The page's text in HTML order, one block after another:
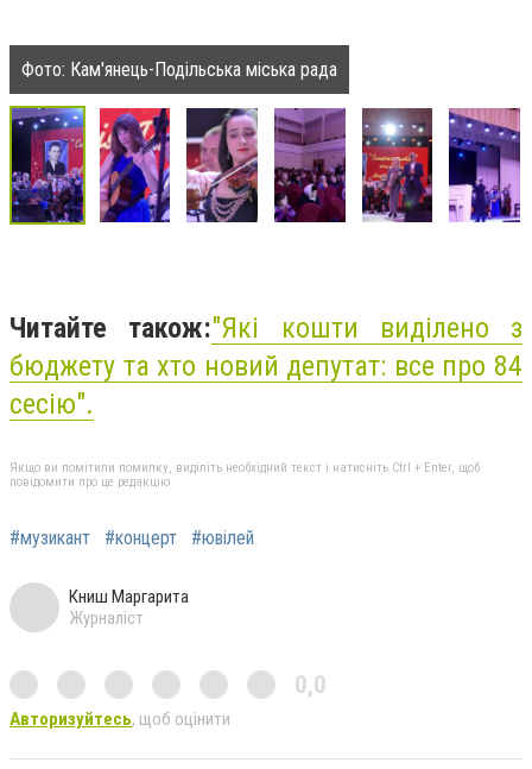
Фото: Кам'янець-Подільська міська рада
Читайте також:"Які кошти виділено з
бюджету та хто новий депутат: все про 84
сесію".
Якщо ви помітили помилку, виділіть необхідний текст і натисніть Ctrl + Enter, щоб
повідомити про це редакцію
#музикант #концерт #ювілей
Книш Маргарита
Журналіст
0,0
Авторизуйтесь, щоб оцінити